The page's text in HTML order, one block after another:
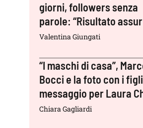
giorni, followers senza
parole: “Risultato
Valentina Giungati
“I maschi di casa”,
Bocci e la foto con i
messaggio per Laura
Chiara Gagliardi